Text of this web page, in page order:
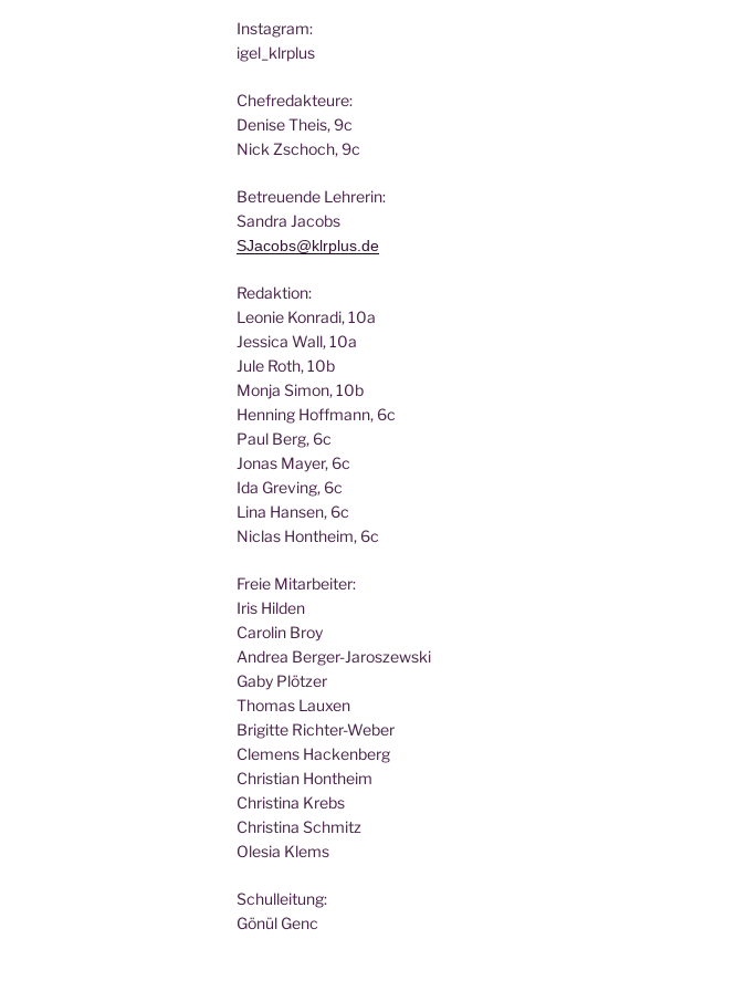
Insta­gram:
igel_klrplus
Chef­re­dak­teu­re:
Deni­se Theis, 9c
Nick Zscho­ch, 9c
Betreu­en­de Lehrerin:
San­dra Jacobs
SJacobs@klrplus.de
Redak­ti­on:
Leo­nie Kon­ra­di, 10a
Jes­si­ca Wall, 10a
Jule Roth, 10b
Mon­ja Simon, 10b
Hen­ning Hoff­mann, 6c
Paul Berg, 6c
Jonas May­er, 6c
Ida Gre­ving, 6c
Lina Han­sen, 6c
Nic­las Hont­heim, 6c
Freie Mit­ar­bei­ter:
Iris Hilden
Caro­lin Broy
Andrea Berger-Jaroszewski
Gaby Plötzer
Tho­mas Lauxen
Bri­git­te Richter-Weber
Cle­mens Hackenberg
Chris­ti­an Hontheim
Chris­ti­na Krebs
Chris­ti­na Schmitz
Ole­sia Klems
Schul­lei­tung:
Gönül Genc